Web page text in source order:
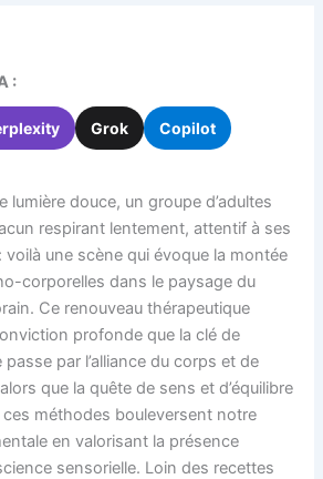
:
Grok Copilot
lumière douce, un groupe d’adultes
respirant lentement, attentif à ses
voilà une scène qui évoque la montée
corporelles dans le paysage du
Ce renouveau thérapeutique
profonde que la clé de
passe par l’alliance du corps et de
que la quête de sens et d’équilibre
méthodes bouleversent notre
en valorisant la présence
sensorielle. Loin des recettes